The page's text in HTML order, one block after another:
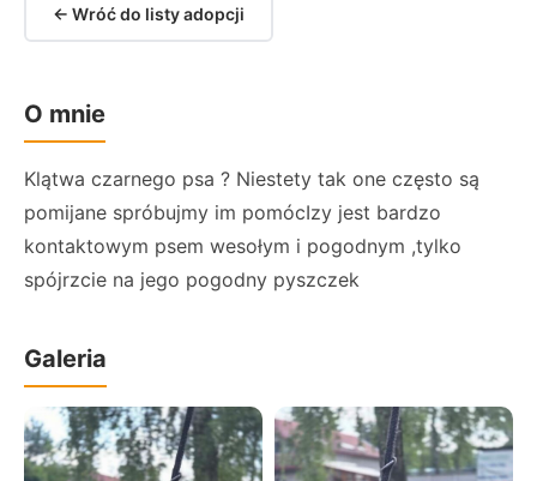
← Wróć do listy adopcji
O mnie
Klątwa czarnego psa ? Niestety tak one często są
pomijane spróbujmy im pomócIzy jest bardzo
kontaktowym psem wesołym i pogodnym ,tylko
spójrzcie na jego pogodny pyszczek
Galeria